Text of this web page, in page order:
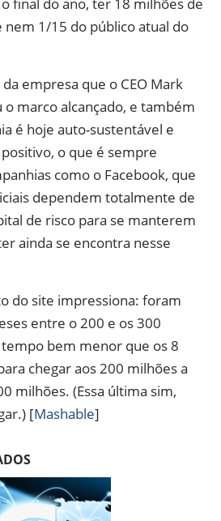
nem 1/15 do público atual do
empresa que o CEO Mark
marco alcançado, e também
é hoje auto-sustentável e
o que é sempre
como o Facebook, que
dependem totalmente de
de risco para se manterem
ainda se encontra nesse
do site impressiona: foram
entre o 200 e os 300
bem menor que os 8
chegar aos 200 milhões a
milhões. (Essa última sim,
[Mashable]